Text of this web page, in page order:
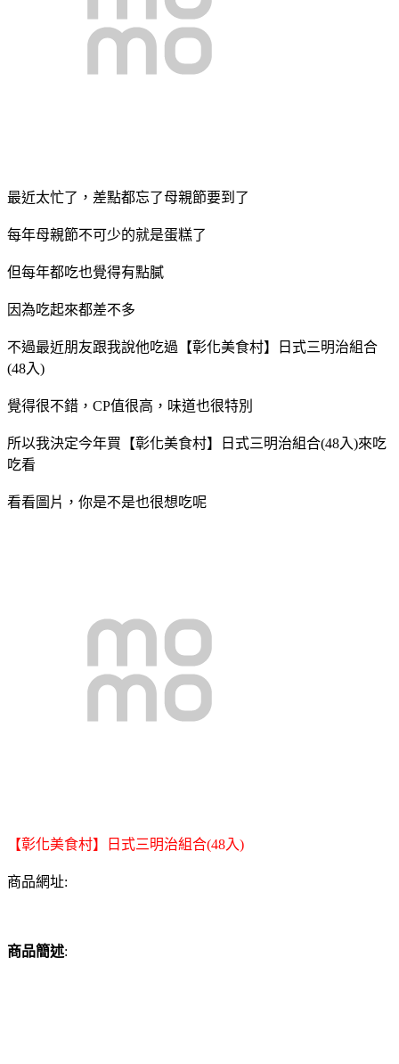
最近太忙了，差點都忘了母親節要到了
每年母親節不可少的就是蛋糕了
但每年都吃也覺得有點膩
因為吃起來都差不多
不過最近朋友跟我說他吃過 【彰化美食村】日式三明治組合
(48入)
覺得很不錯，CP值很高，味道也很特別
所以我決定今年買 【彰化美食村】日式三明治組合(48入)來吃
吃看
看看圖片，你是不是也很想吃呢
【彰化美食村】日式三明治組合(48入)
商品網址:
商品簡述: